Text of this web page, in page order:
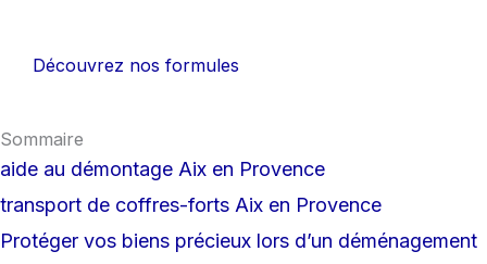
Découvrez nos formules
Sommaire
aide au démontage Aix en Provence
transport de coffres-forts Aix en Provence
Protéger vos biens précieux lors d’un déménagement